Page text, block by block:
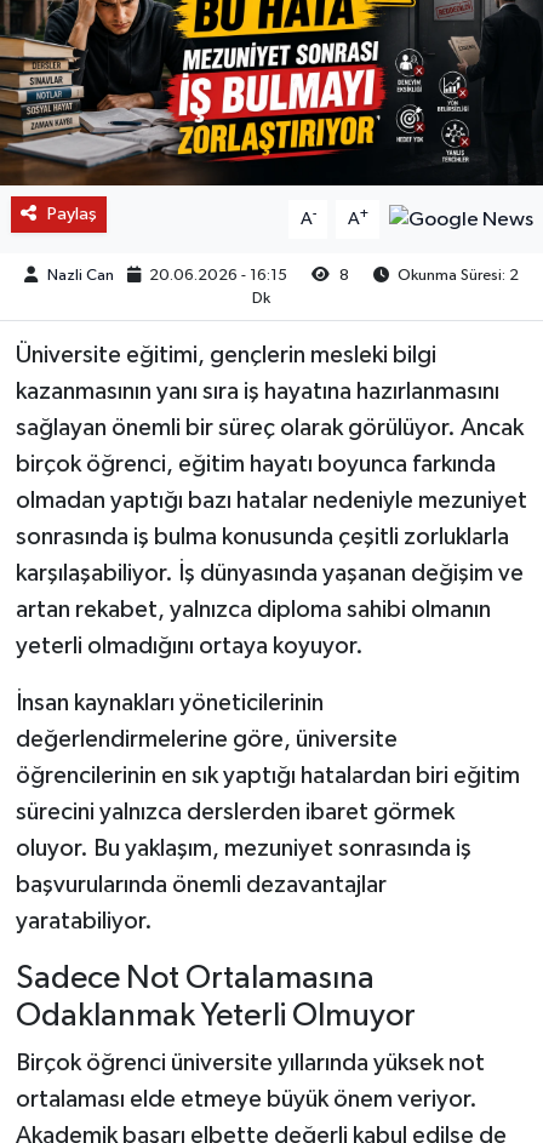
Paylaş A- A+
Nazli Can 20.06.2026 - 16:15 8
Okunma Süresi: 2
Dk
Üniversite eğitimi, gençlerin mesleki bilgi
kazanmasının yanı sıra iş hayatına hazırlanmasını
sağlayan önemli bir süreç olarak görülüyor. Ancak
birçok öğrenci, eğitim hayatı boyunca farkında
olmadan yaptığı bazı hatalar nedeniyle mezuniyet
sonrasında iş bulma konusunda çeşitli zorluklarla
karşılaşabiliyor. İş dünyasında yaşanan değişim ve
artan rekabet, yalnızca diploma sahibi olmanın
yeterli olmadığını ortaya koyuyor.
İnsan kaynakları yöneticilerinin
değerlendirmelerine göre, üniversite
öğrencilerinin en sık yaptığı hatalardan biri eğitim
sürecini yalnızca derslerden ibaret görmek
oluyor. Bu yaklaşım, mezuniyet sonrasında iş
başvurularında önemli dezavantajlar
yaratabiliyor.
Sadece Not Ortalamasına
Odaklanmak Yeterli Olmuyor
Birçok öğrenci üniversite yıllarında yüksek not
ortalaması elde etmeye büyük önem veriyor.
Akademik başarı elbette değerli kabul edilse de